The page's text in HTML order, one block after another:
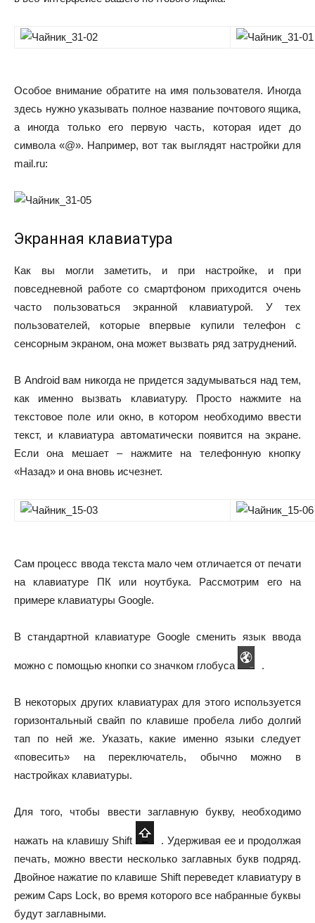
Особое внимание обратите на имя пользователя. Иногда
здесь нужно указывать полное название почтового ящика,
а иногда только его первую часть, которая идет до
символа «@». Например, вот так выглядят настройки для
mail.ru:
Экранная клавиатура
Как вы могли заметить, и при настройке, и при
повседневной работе со смартфоном приходится очень
часто пользоваться экранной клавиатурой. У тех
пользователей, которые впервые купили телефон с
сенсорным экраном, она может вызвать ряд затруднений.
В Android вам никогда не придется задумываться над тем,
как именно вызвать клавиатуру. Просто нажмите на
текстовое поле или окно, в котором необходимо ввести
текст, и клавиатура автоматически появится на экране.
Если она мешает – нажмите на телефонную кнопку
«Назад» и она вновь исчезнет.
Сам процесс ввода текста мало чем отличается от печати
на клавиатуре ПК или ноутбука. Рассмотрим его на
примере клавиатуры Google.
В стандартной клавиатуре Google сменить язык ввода
можно с помощью кнопки со значком глобуса .
В некоторых других клавиатурах для этого используется
горизонтальный свайп по клавише пробела либо долгий
тап по ней же. Указать, какие именно языки следует
«повесить» на переключатель, обычно можно в
настройках клавиатуры.
Для того, чтобы ввести заглавную букву, необходимо
нажать на клавишу Shift
. Удерживая ее и продолжая
печать, можно ввести несколько заглавных букв подряд.
Двойное нажатие по клавише Shift переведет клавиатуру в
режим Caps Lock, во время которого все набранные буквы
будут заглавными.